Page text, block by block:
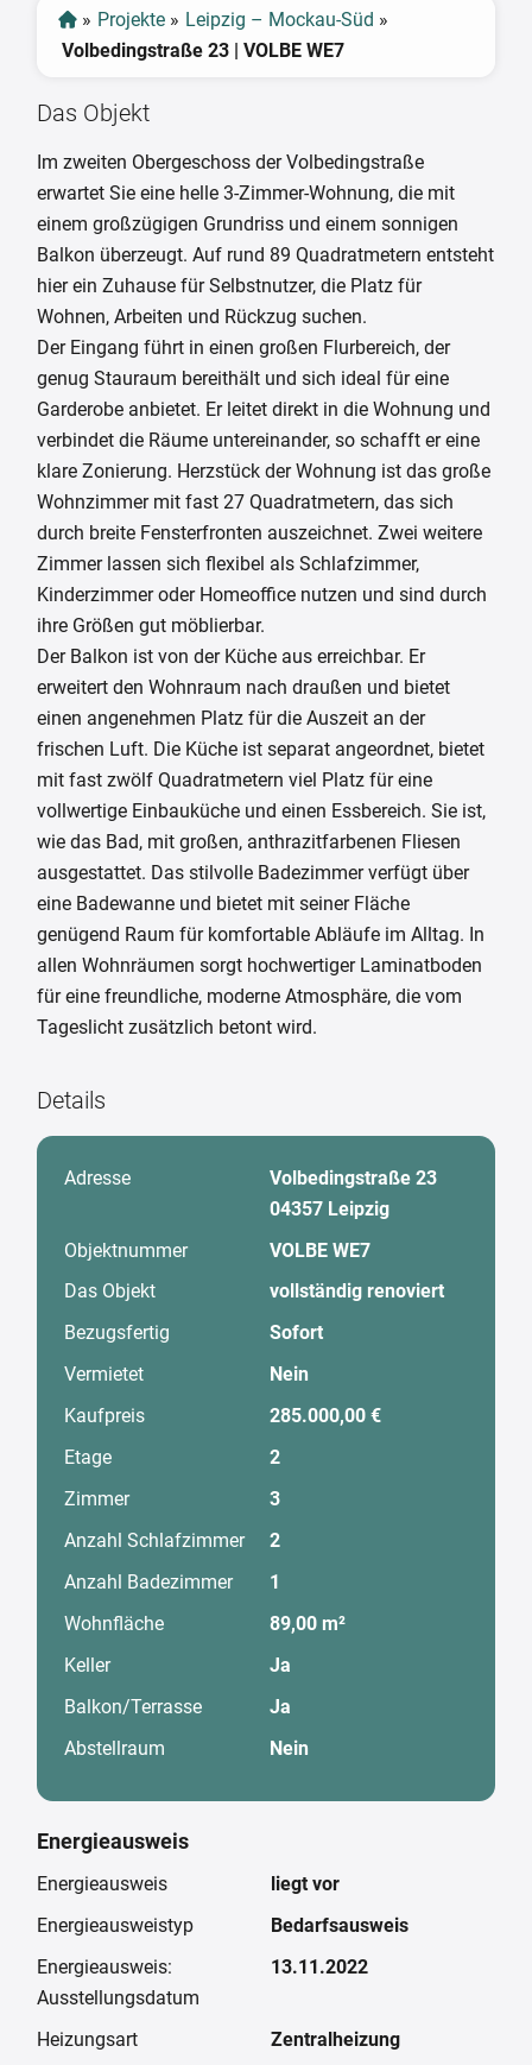
» Projekte » Leipzig – Mockau-Süd »
Volbedingstraße 23 | VOLBE WE7
Das Objekt
Im zweiten Obergeschoss der Volbedingstraße
erwartet Sie eine helle 3-Zimmer-Wohnung, die mit
einem großzügigen Grundriss und einem sonnigen
Balkon überzeugt. Auf rund 89 Quadratmetern entsteht
hier ein Zuhause für Selbstnutzer, die Platz für
Wohnen, Arbeiten und Rückzug suchen.
Der Eingang führt in einen großen Flurbereich, der
genug Stauraum bereithält und sich ideal für eine
Garderobe anbietet. Er leitet direkt in die Wohnung und
verbindet die Räume untereinander, so schafft er eine
klare Zonierung. Herzstück der Wohnung ist das große
Wohnzimmer mit fast 27 Quadratmetern, das sich
durch breite Fensterfronten auszeichnet. Zwei weitere
Zimmer lassen sich flexibel als Schlafzimmer,
Kinderzimmer oder Homeoffice nutzen und sind durch
ihre Größen gut möblierbar.
Der Balkon ist von der Küche aus erreichbar. Er
erweitert den Wohnraum nach draußen und bietet
einen angenehmen Platz für die Auszeit an der
frischen Luft. Die Küche ist separat angeordnet, bietet
mit fast zwölf Quadratmetern viel Platz für eine
vollwertige Einbauküche und einen Essbereich. Sie ist,
wie das Bad, mit großen, anthrazitfarbenen Fliesen
ausgestattet. Das stilvolle Badezimmer verfügt über
eine Badewanne und bietet mit seiner Fläche
genügend Raum für komfortable Abläufe im Alltag. In
allen Wohnräumen sorgt hochwertiger Laminatboden
für eine freundliche, moderne Atmosphäre, die vom
Tageslicht zusätzlich betont wird.
Details
Adresse
Volbedingstraße 23
04357 Leipzig
Objektnummer
VOLBE WE7
Das Objekt
vollständig renoviert
Bezugsfertig
Sofort
Vermietet
Nein
Kaufpreis
285.000,00 €
Etage
2
Zimmer
3
Anzahl Schlafzimmer
2
Anzahl Badezimmer
1
Wohnfläche
89,00 m²
Keller
Ja
Balkon/Terrasse
Ja
Abstellraum
Nein
Energieausweis
Energieausweis
liegt vor
Energieausweistyp
Bedarfsausweis
Energieausweis:
Ausstellungsdatum
13.11.2022
Heizungsart
Zentralheizung